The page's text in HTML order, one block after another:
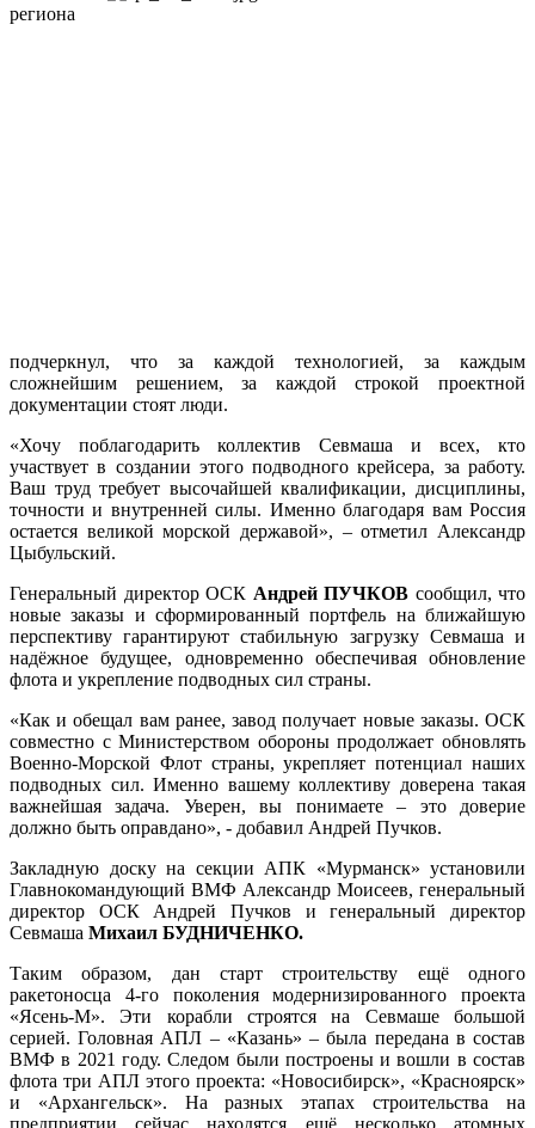
региона
подчеркнул, что за каждой технологией, за каждым
сложнейшим решением, за каждой строкой проектной
документации стоят люди.
«Хочу поблагодарить коллектив Севмаша и всех, кто
участвует в создании этого подводного крейсера, за работу.
Ваш труд требует высочайшей квалификации, дисциплины,
точности и внутренней силы. Именно благодаря вам Россия
остается великой морской державой», – отметил Александр
Цыбульский.
Генеральный директор ОСК Андрей ПУЧКОВ сообщил, что
новые заказы и сформированный портфель на ближайшую
перспективу гарантируют стабильную загрузку Севмаша и
надёжное будущее, одновременно обеспечивая обновление
флота и укрепление подводных сил страны.
«Как и обещал вам ранее, завод получает новые заказы. ОСК
совместно с Министерством обороны продолжает обновлять
Военно-Морской Флот страны, укрепляет потенциал наших
подводных сил. Именно вашему коллективу доверена такая
важнейшая задача. Уверен, вы понимаете – это доверие
должно быть оправдано», - добавил Андрей Пучков.
Закладную доску на секции АПК «Мурманск» установили
Главнокомандующий ВМФ Александр Моисеев, генеральный
директор ОСК Андрей Пучков и генеральный директор
Севмаша Михаил БУДНИЧЕНКО.
Таким образом, дан старт строительству ещё одного
ракетоносца 4-го поколения модернизированного проекта
«Ясень-М». Эти корабли строятся на Севмаше большой
серией. Головная АПЛ – «Казань» – была передана в состав
ВМФ в 2021 году. Следом были построены и вошли в состав
флота три АПЛ этого проекта: «Новосибирск», «Красноярск»
и «Архангельск». На разных этапах строительства на
предприятии сейчас находятся ещё несколько атомных